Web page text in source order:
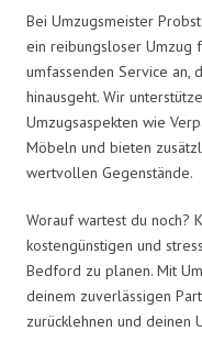
Bei Umzugsmeister
ein reibungsloser Umzug
umfassenden Service an,
hinausgeht. Wir
Umzugsaspekten wie
Möbeln und bieten
wertvollen Gegenstände.
Worauf wartest du noch?
kostengünstigen und
Bedford zu planen. Mit
deinem zuverlässigen
zurücklehnen und deinen